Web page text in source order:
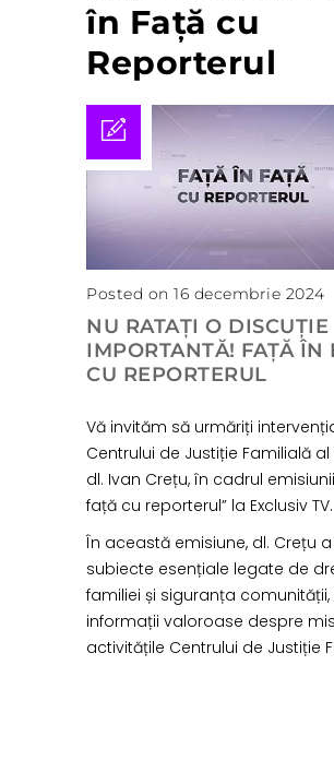
în Față cu
Reporterul
Posted on 16 decembrie 2024
NU RATAȚI O DISCUȚIE
IMPORTANTĂ! FAȚĂ ÎN
CU REPORTERUL
Vă invităm să urmăriți
Centrului de Justiție Familială al
dl. Ivan Crețu, în cadrul
față cu reporterul” la Exclusiv TV.
În această emisiune, dl. Crețu
subiecte esențiale legate de
familiei și siguranța comunității,
informații valoroase despre
activitățile Centrului de Justiție